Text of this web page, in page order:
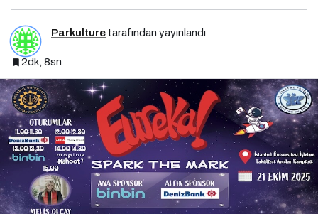
Parkulture tarafından yayınlandı
2dk, 8sn